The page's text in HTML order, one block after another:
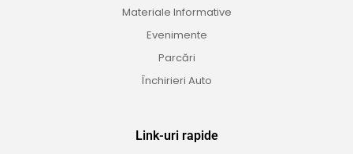
Materiale Informative
Evenimente
Parcări
Închirieri Auto
Link-uri rapide